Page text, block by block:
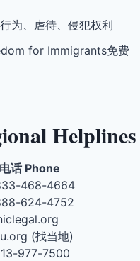
为、虐待、侵犯权利
for Immigrants免费
Helplines
电话 Phone
468-4664
624-4752
(找当地)
977-7500